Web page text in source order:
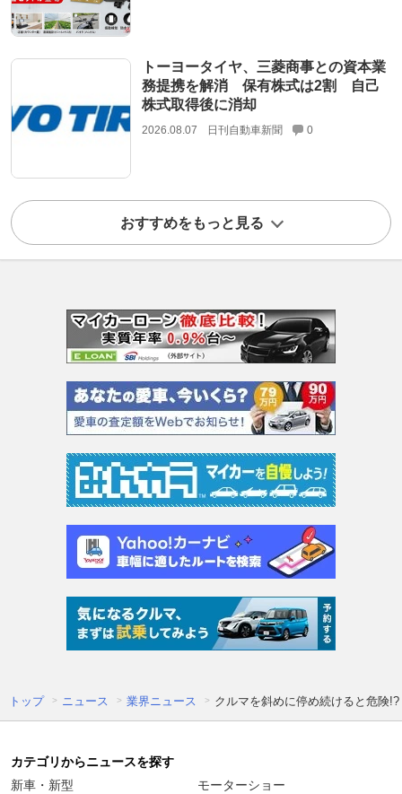
トーヨータイヤ、三菱商事との資本業
務提携を解消 保有株式は2割 自己
株式取得後に消却
2026.08.07 日刊自動車新聞 0
おすすめをもっと見る
トップ ニュース 業界ニュース クルマを斜めに停め続けると危険
カテゴリからニュースを探す
新車・新型
モーターショー